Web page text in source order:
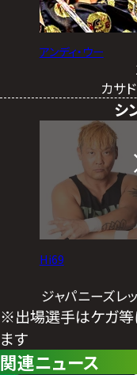
アンディ・ウー
カサ
シ
Hi69
ジャパニーズレ
※出場選手はケガ等
ます
関連ニュース